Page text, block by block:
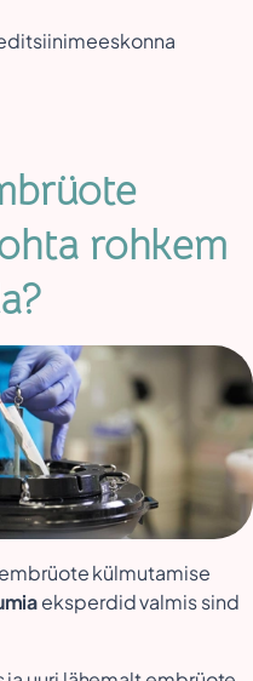
rohkem
külmutamise
eksperdid valmis sind